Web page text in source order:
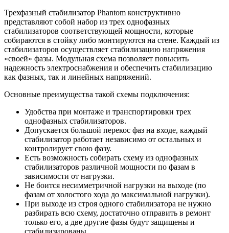
Трехфазный стабилизатор Phantom конструктивно
представляют собой набор из трех однофазных
стабилизаторов соответствующей мощности, которые
собираются в стойку либо монтируются на стене. Каждый из
стабилизаторов осуществляет стабилизацию напряжения
«своей» фазы. Модульная схема позволяет повысить
надежность электроснабжения и обеспечить стабилизацию
как фазных, так и линейных напряжений.
Основные преимущества такой схемы подключения:
Удобства при монтаже и транспортировки трех
однофазных стабилизаторов.
Допускается большой перекос фаз на входе, каждый
стабилизатор работает независимо от остальных и
контролирует свою фазу.
Есть возможность собирать схему из однофазных
стабилизаторов различной мощности по фазам в
зависимости от нагрузки.
Не боится несимметричной нагрузки на выходе (по
фазам от холостого хода до максимальной нагрузки).
При выходе из строя одного стабилизатора не нужно
разбирать всю схему, достаточно отправить в ремонт
только его, а две другие фазы будут защищены и
стабилизированы.